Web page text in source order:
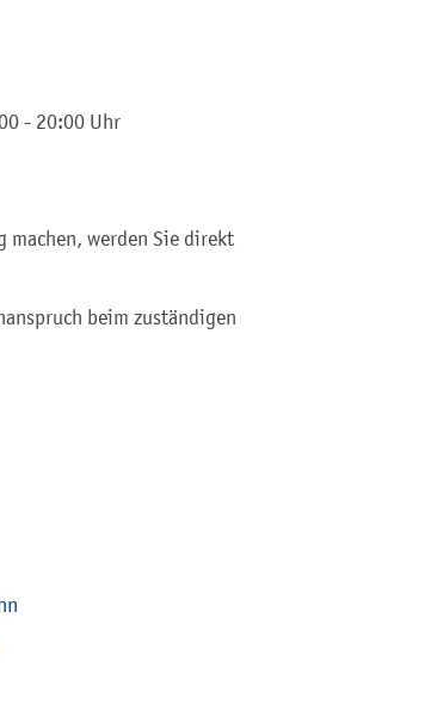
- 20:00 Uhr
machen, werden Sie direkt
beim zuständigen